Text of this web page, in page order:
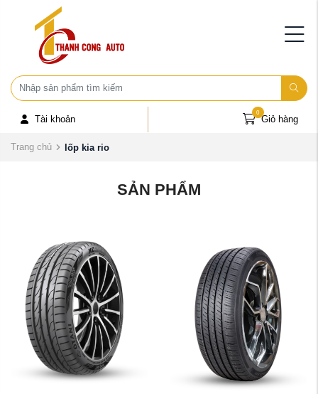
Tài khoản Giỏ hàng
0
Trang chủ lốp kia rio
SẢN PHẨM